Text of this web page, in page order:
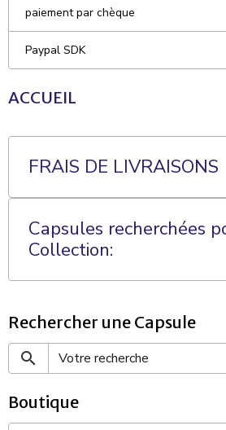
paiement par chèque
Paypal SDK
ACCUEIL
FRAIS DE LIVRAISONS
Capsules recherchées
Collection:
Rechercher une Capsule
Boutique